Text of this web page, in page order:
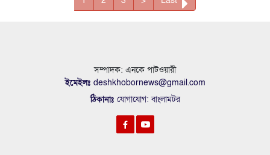
সম্পাদক: এনকে পাটওয়ারী
ইমেইলঃ deshkhobornews@gmail.com
ঠিকানাঃ যোগাযোগ: বাংলামটর